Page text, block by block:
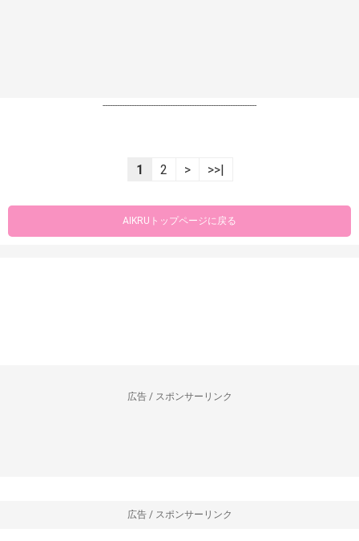
----------------------------------------------------------------
1 2 > >>|
AIKRUトップページに戻る
広告 / スポンサーリンク
広告 / スポンサーリンク